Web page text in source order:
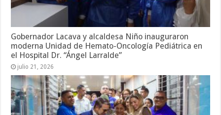
Gobernador Lacava y alcaldesa Niño inauguraron
moderna Unidad de Hemato-Oncología Pediátrica en
el Hospital Dr. “Ángel Larralde”
julio 21, 2026